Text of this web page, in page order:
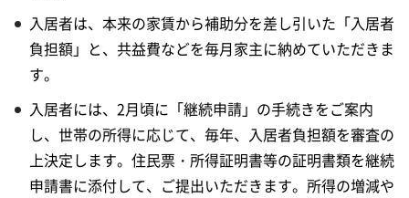
入居者は、本来の家賃から補助分を差し引いた「入居者
負担額」と、共益費などを毎月家主に納めていただきま
す。
入居者には、2月頃に「継続申請」の手続きをご案内
し、世帯の所得に応じて、毎年、入居者負担額を審査の
上決定します。住民票・所得証明書等の証明書類を継続
申請書に添付して、ご提出いただきます。所得の増減や